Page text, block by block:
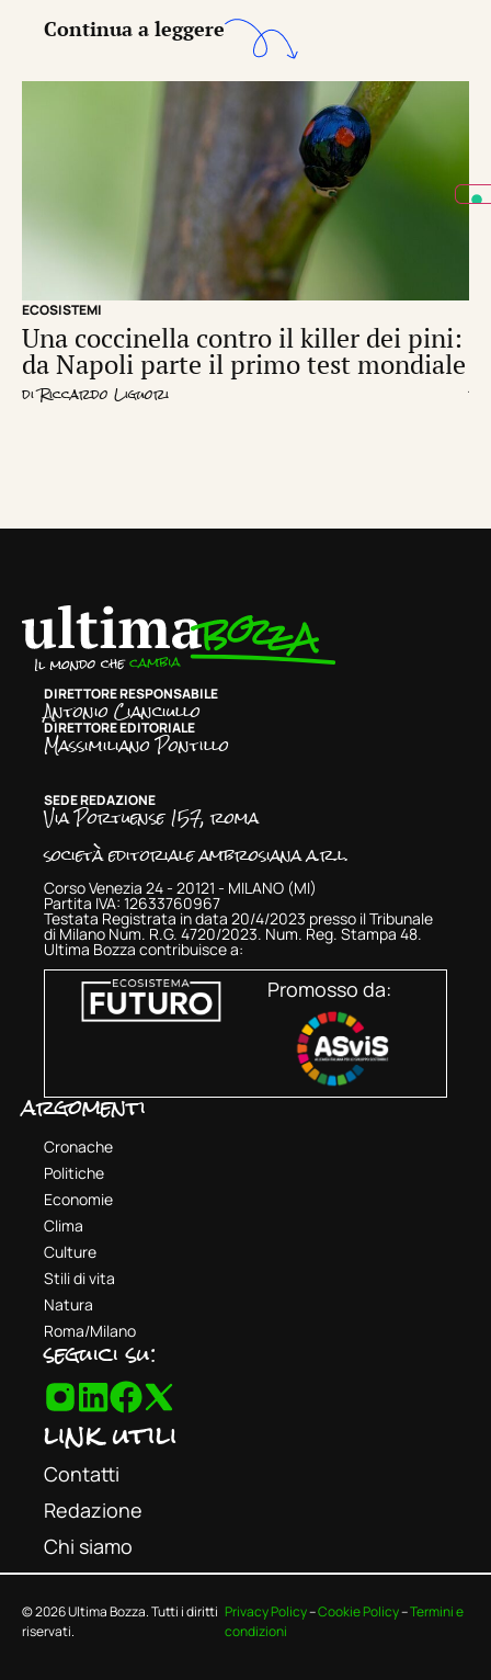
Continua a leggere
ECOSISTEMI
Una coccinella contro il killer dei pini:
da Napoli parte il primo test mondiale
diRiccardo Liguori
DIRETTORE RESPONSABILE
Antonio Cianciullo
DIRETTORE EDITORIALE
Massimiliano Pontillo
SEDE REDAZIONE
Via Portuense 157, roma
società editoriale ambrosiana a.r.l.
Corso Venezia 24 - 20121 - MILANO (MI)
Partita IVA: 12633760967
Testata Registrata in data 20/4/2023 presso il Tribunale
di Milano Num. R.G. 4720/2023. Num. Reg. Stampa 48.
Ultima Bozza contribuisce a:
Promosso da:
argomenti
Cronache
Politiche
Economie
Clima
Culture
Stili di vita
Natura
Roma/Milano
seguici su:
link utili
Contatti
Redazione
Chi siamo
© 2026 Ultima Bozza. Tutti i diritti
riservati.
Privacy Policy–Cookie Policy–Termini e
condizioni